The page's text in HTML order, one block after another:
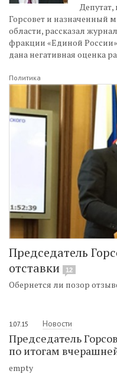
Горсовет и назначенный
области, рассказал
фракции «Единой
дана негативная оценка
Политика
Председатель
отставки
12
Обернется ли позор
1.07.15 Новости
Председатель
по итогам
empty